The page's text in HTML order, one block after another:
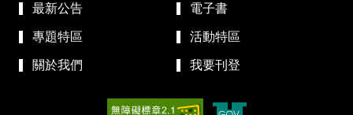
最新公告 電子書
專題特區 活動特區
關於我們 我要刊登